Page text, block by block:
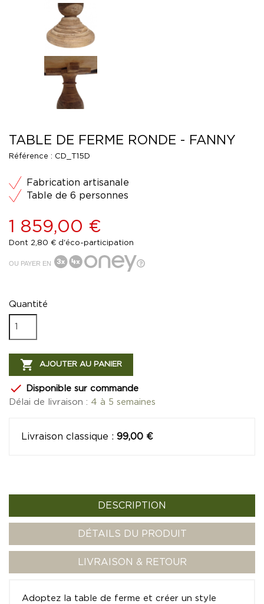
TABLE DE FERME RONDE - FANNY
Référence : CD_T15D
Fabrication artisanale
Table de 6 personnes
1 859,00 €
Dont 2,80 € d'éco-participation
OU PAYER EN
Quantité
 AJOUTER AU PANIER

Disponible sur commande
Délai de livraison : 4 à 5 semaines
Livraison classique : 99,00 €
DESCRIPTION
DÉTAILS DU PRODUIT
LIVRAISON & RETOUR
Adoptez la table de ferme et créer un style